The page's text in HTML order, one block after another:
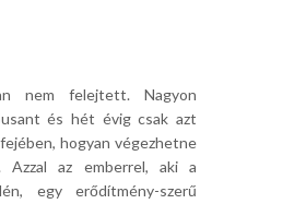
nem felejtett. Nagyon
és hét évig csak azt
hogyan végezhetne
Azzal az emberrel, aki a
egy erődítmény-szerű